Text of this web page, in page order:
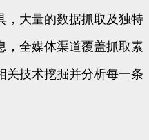
，大量的数据抓取及独特
，全媒体渠道覆盖抓取素
关技术挖掘并分析每一条